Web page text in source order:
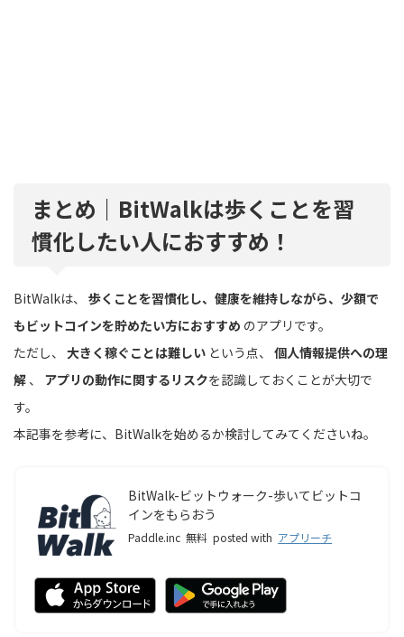
まとめ｜BitWalkは歩くことを習
慣化したい人におすすめ！
BitWalkは、 歩くことを習慣化し、健康を維持しながら、少額で
もビットコインを貯めたい方におすすめ のアプリです。
ただし、 大きく稼ぐことは難しい という点、 個人情報提供への理
解 、 アプリの動作に関するリスクを認識しておくことが大切で
す。
本記事を参考に、BitWalkを始めるか検討してみてくださいね。
BitWalk-ビットウォーク-歩いてビットコ
インをもらおう
Paddle.inc 無料 posted with アプリーチ